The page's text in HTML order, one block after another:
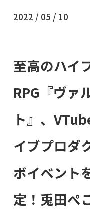
2022 / 05 / 10
至高のハイ
RPG『ヴァ
ト』、
イブプロダ
ボイベント
定！兎田ぺ